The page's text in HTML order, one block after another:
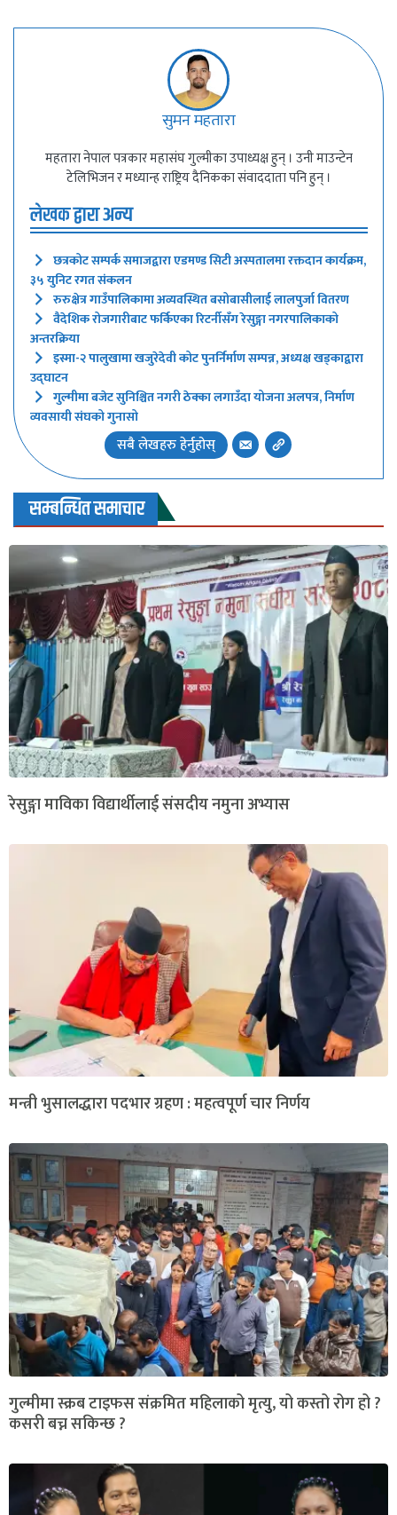
सुमन महतारा
महतारा नेपाल पत्रकार महासंघ गुल्मीका उपाध्यक्ष हुन् । उनी माउन्टेन
टेलिभिजन र मध्यान्ह राष्ट्रिय दैनिकका संवाददाता पनि हुन् ।
लेखक द्वारा अन्य
छत्रकोट सम्पर्क समाजद्वारा एडमण्ड सिटी अस्पतालमा रक्तदान कार्यक्रम,
३५ युनिट रगत संकलन
रुरुक्षेत्र गाउँपालिकामा अव्यवस्थित बसोबासीलाई लालपुर्जा वितरण
वैदेशिक रोजगारीबाट फर्किएका रिटर्नीसँग रेसुङ्गा नगरपालिकाको
अन्तरक्रिया
इस्मा-२ पालुखामा खजुरेदेवी कोट पुनर्निर्माण सम्पन्न, अध्यक्ष खड्काद्वारा
उद्घाटन
गुल्मीमा बजेट सुनिश्चित नगरी ठेक्का लगाउँदा योजना अलपत्र, निर्माण
व्यवसायी संघको गुनासो
सबै लेखहरु हेर्नुहोस्
सम्बन्धित समाचार
रेसुङ्गा माविका विद्यार्थीलाई संसदीय नमुना अभ्यास
मन्त्री भुसालद्धारा पदभार ग्रहण : महत्वपूर्ण चार निर्णय
गुल्मीमा स्क्रब टाइफस संक्रमित महिलाको मृत्यु, यो कस्तो रोग हो ?
कसरी बच्न सकिन्छ ?